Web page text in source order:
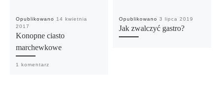
Opublikowano
14 kwietnia
2017
Konopne ciasto
marchewkowe
1 komentarz
Opublikowano 3 lipca 2019
Jak zwalczyć gastro?